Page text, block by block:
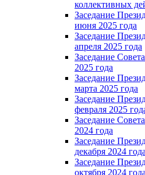
коллективных
Заседание
июня 2025 года
Заседание
апреля 2025 года
Заседание
2025 года
Заседание
марта 2025 года
Заседание
февраля 2025
Заседание
2024 года
Заседание
декабря 2024 года
Заседание
октября 2024 года